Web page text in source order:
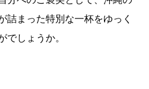
詰まった特別な一杯をゆっく
でしょうか。